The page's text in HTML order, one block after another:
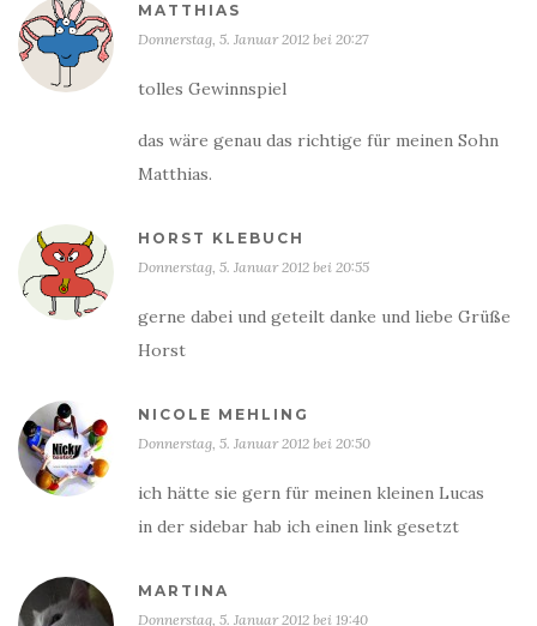
MATTHIAS
Donnerstag, 5. Januar 2012 bei 20:27
tolles Gewinnspiel
das wäre genau das richtige für meinen Sohn
Matthias.
HORST KLEBUCH
Donnerstag, 5. Januar 2012 bei 20:55
gerne dabei und geteilt danke und liebe Grüße
Horst
NICOLE MEHLING
Donnerstag, 5. Januar 2012 bei 20:50
ich hätte sie gern für meinen kleinen Lucas
in der sidebar hab ich einen link gesetzt
MARTINA
Donnerstag, 5. Januar 2012 bei 19:40